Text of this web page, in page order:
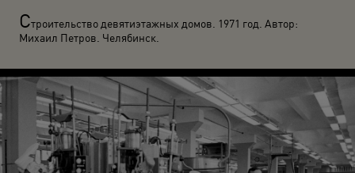
Строительство девятиэтажных домов. 1971 год. Автор:
Михаил Петров. Челябинск.